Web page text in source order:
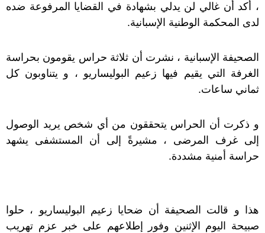
، أكد أن غالي لن يدلي بشهادة في القضايا المرفوعة ضده
لدى المحكمة الوطنية الإسبانية.
الصحيفة الإسبانية ، نشرت أن ثلاثة حراس يقومون بحراسة
الغرفة التي يقيم فيها زعيم البوليساريو ، و يتناوبون كل
ثماني ساعات.
و ذكرت أن الحراس يتحققون من أي شخص يريد الوصول
إلى غرف المرضى ، مشيرةً إلى أن المستشفى يشهد
حراسة أمنية مشددة.
هذا و قالت الصحيفة أن ضحايا زعيم البوليساريو ، حلوا
صبيحة اليوم الإثنين وفور إطلاعهم على خبر عزم تهريب